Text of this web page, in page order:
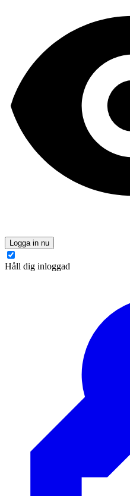
Logga in nu
Håll dig inloggad